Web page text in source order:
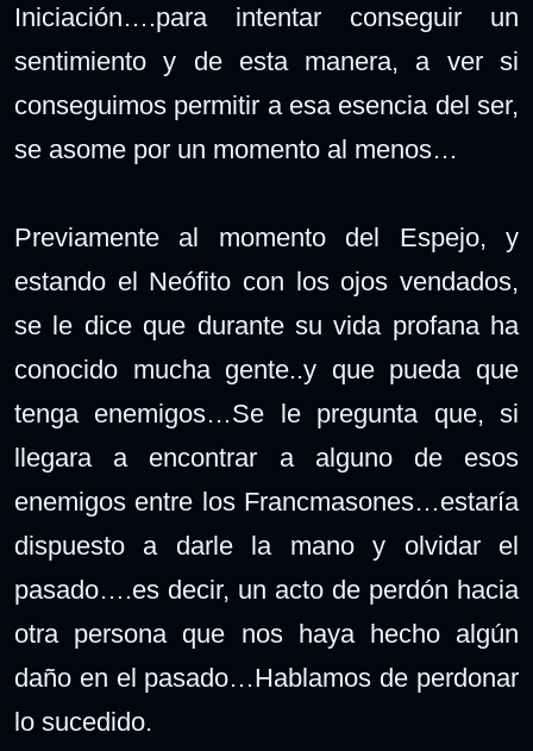
Iniciación….para intentar conseguir un
sentimiento y de esta manera, a ver si
conseguimos permitir a esa esencia del ser,
se asome por un momento al menos…
Previamente al momento del Espejo, y
estando el Neófito con los ojos vendados,
se le dice que durante su vida profana ha
conocido mucha gente..y que pueda que
tenga enemigos…Se le pregunta que, si
llegara a encontrar a alguno de esos
enemigos entre los Francmasones…estaría
dispuesto a darle la mano y olvidar el
pasado….es decir, un acto de perdón hacia
otra persona que nos haya hecho algún
daño en el pasado…Hablamos de perdonar
lo sucedido.